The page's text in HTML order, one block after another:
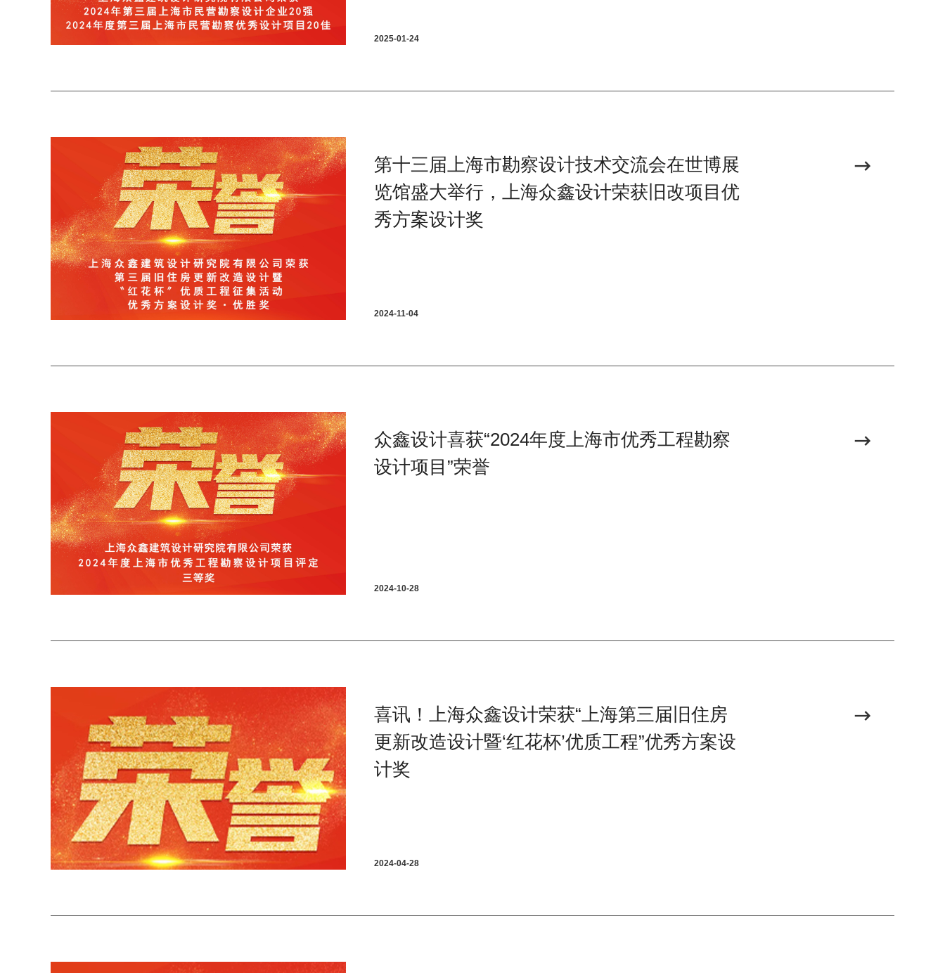
2025-01-24
第十三届上海市勘察设计技术交流会在世博展
览馆盛大举行，上海众鑫设计荣获旧改项目优
秀方案设计奖
2024-11-04
众鑫设计喜获“2024年度上海市优秀工程勘察
设计项目”荣誉
2024-10-28
喜讯！上海众鑫设计荣获“上海第三届旧住房
更新改造设计暨‘红花杯’优质工程”优秀方案设
计奖
2024-04-28